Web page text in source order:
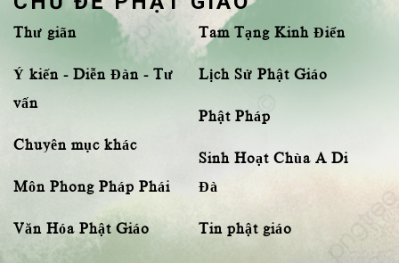
Thư giãn
Ý kiến - Diễn Đàn - Tư
vấn
Chuyên mục khác
Môn Phong Pháp Phái
Văn Hóa Phật Giáo
Tam Tạng Kinh Điển
Lịch Sử Phật Giáo
Phật Pháp
Sinh Hoạt Chùa A Di
Đà
Tin phật giáo